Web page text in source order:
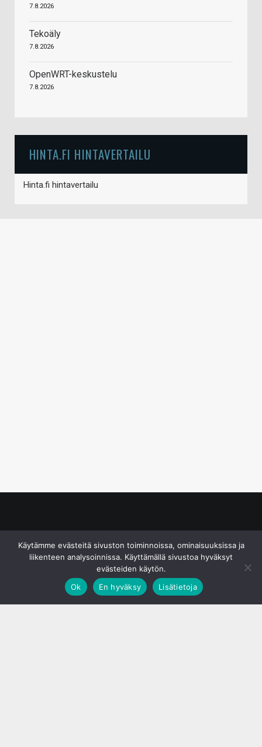
7.8.2026
Tekoäly
7.8.2026
OpenWRT-keskustelu
7.8.2026
HINTA.FI HINTAVERTAILU
Hinta.fi hintavertailu
Käytämme evästeitä sivuston toiminnoissa, ominaisuuksissa ja
liikenteen analysoinnissa. Käyttämällä sivustoa hyväksyt
evästeiden käytön.
Ok
En hyväksy Lisätietoja